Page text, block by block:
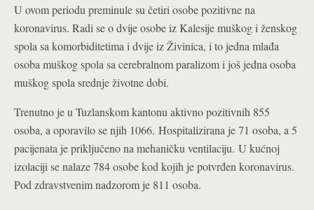
U ovom periodu preminule su četiri osobe pozitivne na
koronavirus. Radi se o dvije osobe iz Kalesije muškog i ženskog
spola sa komorbiditetima i dvije iz Živinica, i to jedna mlađa
osoba muškog spola sa cerebralnom paralizom i još jedna osoba
muškog spola srednje životne dobi.
Trenutno je u Tuzlanskom kantonu aktivno pozitivnih 855
osoba, a oporavilo se njih 1066. Hospitalizirana je 71 osoba, a 5
pacijenata je priključeno na mehaničku ventilaciju. U kućnoj
izolaciji se nalaze 784 osobe kod kojih je potvrđen koronavirus.
Pod zdravstvenim nadzorom je 811 osoba.